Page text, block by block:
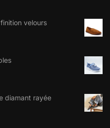
velours
diamant rayée